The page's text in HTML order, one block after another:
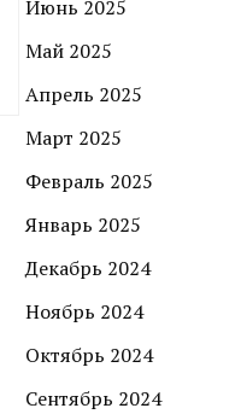
Июнь 2025
Май 2025
Апрель 2025
Март 2025
Февраль 2025
Январь 2025
Декабрь 2024
Ноябрь 2024
Октябрь 2024
Сентябрь 2024